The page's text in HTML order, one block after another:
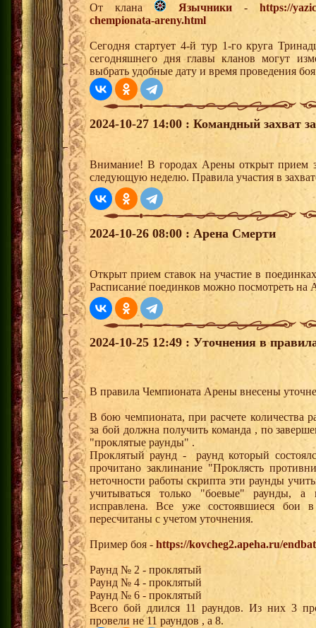
От клана
Язычники-https://
chempionata-areny.html
Сегодня стартует 4-й тур 1-го круга
сегодняшнего дня главы кланов могут
выбрать удобные дату и время проведения
2024-10-27 14:00 : Командный захват
Внимание! В городах Арены открыт прием
следующую неделю. Правила участия в
2024-10-26 08:00 : Арена Смерти
Открыт прием ставок на участие в
Расписание поединков можно посмотреть на
2024-10-25 12:49 : Уточнения в
В правила Чемпионата Арены внесены
В бою чемпионата, при расчете количества
за бой должна получить команда , по
"проклятые раунды" .
Проклятый раунд - раунд который
прочитано заклинание "Проклясть
неточности работы скрипта эти раунды
учитываться только "боевые" раунды,
исправлена. Все уже состоявшиеся бои
пересчитаны с учетом уточнения.
Пример боя - https://kovcheg2.apeha.ru/
Раунд № 2 - проклятый
Раунд № 4 - проклятый
Раунд № 6 - проклятый
Всего бой длился 11 раундов. Из них 3
провели не 11 раундов , а 8.